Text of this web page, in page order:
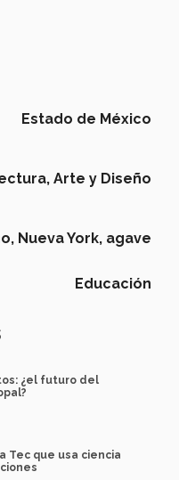
Estado de México
Arte y Diseño
Nueva York, agave
Educación
¿el futuro del
Tec que usa ciencia